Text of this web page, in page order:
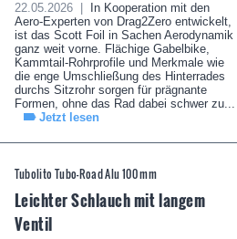
22.05.2026 |
In Kooperation mit den
Aero-Experten von Drag2Zero entwickelt,
ist das Scott Foil in Sachen Aerodynamik
ganz weit vorne. Flächige Gabelbike,
Kammtail-Rohrprofile und Merkmale wie
die enge Umschließung des Hinterrades
durchs Sitzrohr sorgen für prägnante
Formen, ohne das Rad dabei schwer zu...
Jetzt lesen
Tubolito Tubo-Road Alu 100 mm
Leichter Schlauch mit langem
Ventil